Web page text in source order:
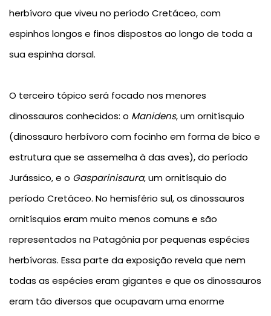
herbívoro que viveu no período Cretáceo, com
espinhos longos e finos dispostos ao longo de toda a
sua espinha dorsal.
O terceiro tópico será focado nos menores
dinossauros conhecidos: o Manidens, um ornitísquio
(dinossauro herbívoro com focinho em forma de bico e
estrutura que se assemelha à das aves), do período
Jurássico, e o Gasparinisaura, um ornitísquio do
período Cretáceo. No hemisfério sul, os dinossauros
ornitísquios eram muito menos comuns e são
representados na Patagônia por pequenas espécies
herbívoras. Essa parte da exposição revela que nem
todas as espécies eram gigantes e que os dinossauros
eram tão diversos que ocupavam uma enorme